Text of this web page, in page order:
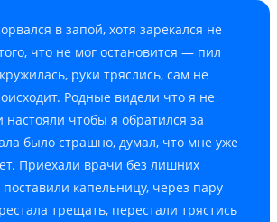
в запой, хотя зарекался не
что не мог остановится — пил
руки тряслись, сам не
Родные видели что я не
настояли чтобы я обратился за
было страшно, думал, что мне уже
Приехали врачи без лишних
капельницу, через пару
трещать, перестали трястись